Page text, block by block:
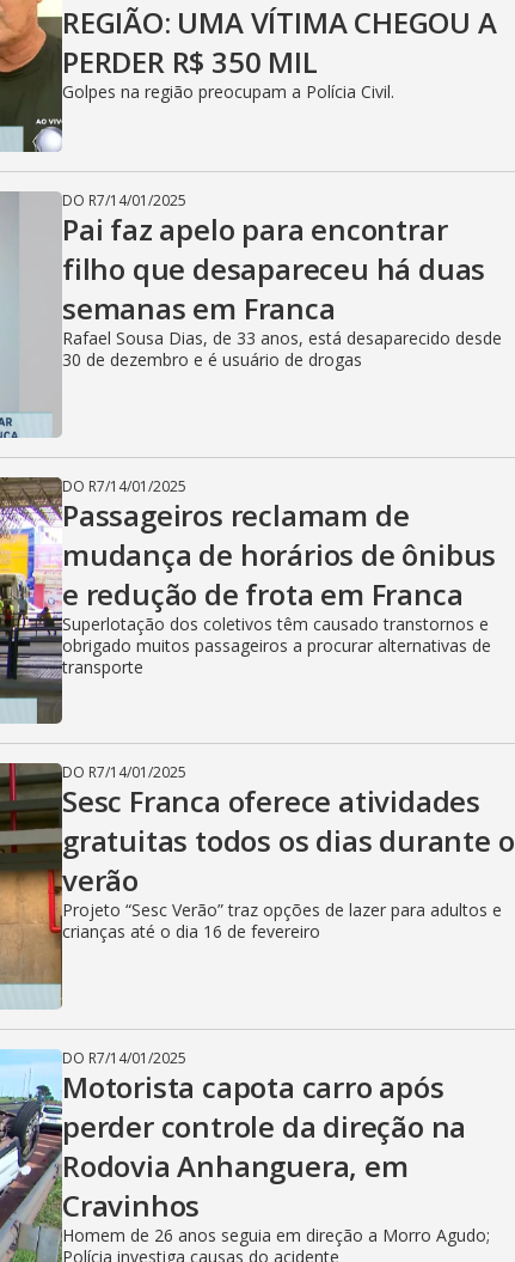
REGIÃO: UMA VÍTIMA CHEGOU A
PERDER R$ 350 MIL
Golpes na região preocupam a Polícia Civil.
DO R7/14/01/2025
Pai faz apelo para encontrar
filho que desapareceu há duas
semanas em Franca
Rafael Sousa Dias, de 33 anos, está desaparecido desde
30 de dezembro e é usuário de drogas
DO R7/14/01/2025
Passageiros reclamam de
mudança de horários de ônibus
e redução de frota em Franca
Superlotação dos coletivos têm causado transtornos e
obrigado muitos passageiros a procurar alternativas de
transporte
DO R7/14/01/2025
Sesc Franca oferece atividades
gratuitas todos os dias durante o
verão
Projeto “Sesc Verão” traz opções de lazer para adultos e
crianças até o dia 16 de fevereiro
DO R7/14/01/2025
Motorista capota carro após
perder controle da direção na
Rodovia Anhanguera, em
Cravinhos
Homem de 26 anos seguia em direção a Morro Agudo;
Polícia investiga causas do acidente